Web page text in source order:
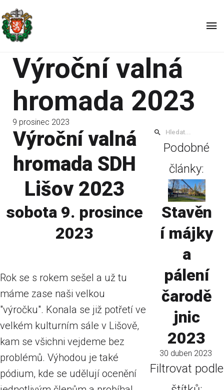
Výroční valná
hromada 2023
9 prosinec 2023
Výroční valná
hromada SDH
Lišov 2023
sobota 9. prosince
2023
Rok se s rokem sešel a už tu
máme zase naši velkou
"výročku". Konala se již potřetí ve
velkém kulturním sále v Lišově,
kam se všichni vejdeme bez
problémů. Výhodou je také
pódium, kde se udělují ocenění
Podobné
články:
Stavěn
í májky
a
pálení
čarodě
jnic
2023
30 duben 2023
Filtrovat podle